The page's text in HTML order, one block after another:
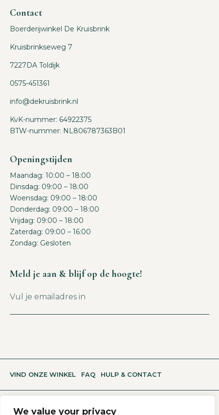
We value your privacy
Contact
Boerderijwinkel De Kruisbrink
Kruisbrinkseweg 7
7227DA Toldijk
0575-451361
info@dekruisbrink.nl
KvK-nummer: 64922375
BTW-nummer: NL806787363B01
Openingstijden
Maandag: 10:00 – 18:00
Dinsdag: 09:00 – 18:00
Woensdag: 09:00 – 18:00
Donderdag: 09:00 – 18:00
Vrijdag: 09:00 – 18:00
Zaterdag: 09:00 – 16:00
Zondag: Gesloten
Meld je aan & blijf op de hoogte!
VIND ONZE WINKEL FAQ HULP & CONTACT